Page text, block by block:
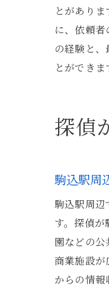
とがあり
に、依頼
の経験と
とができま
探偵
駒込駅周
駒込駅周辺
す。探偵
園などの
商業施設
からの情報